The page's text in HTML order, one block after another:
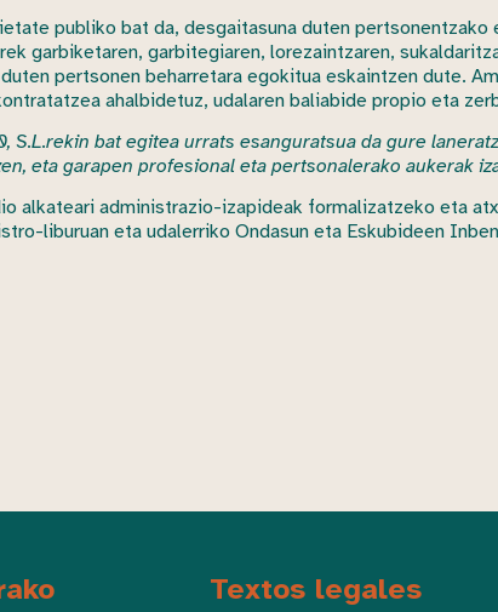
publiko bat da, desgaitasuna duten
garbiketaren, garbitegiaren, lorezaintzaren,
pertsonen beharretara egokitua eskaintzen dute.
ahalbidetuz, udalaren baliabide propio eta
S.L.rekin bat egitea urrats esanguratsua da gure
eta garapen profesional eta pertsonalerako aukerak
alkateari administrazio-izapideak formalizatzeko eta
liburuan eta udalerriko Ondasun eta Eskubideen
Textos legales